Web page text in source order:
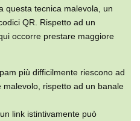
questa tecnica malevola, un
QR. Rispetto ad un
occorre prestare maggiore
più difficilmente riescono ad
malevolo, rispetto ad un banale
link istintivamente può